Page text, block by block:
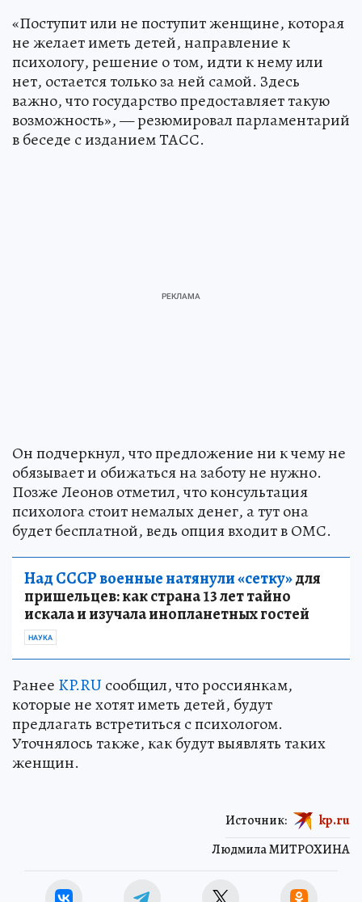
«Поступит или не поступит женщине, которая
не желает иметь детей, направление к
психологу, решение о том, идти к нему или
нет, остается только за ней самой. Здесь
важно, что государство предоставляет такую
возможность», — резюмировал парламентарий
в беседе с изданием ТАСС.
Он подчеркнул, что предложение ни к чему не
обязывает и обижаться на заботу не нужно.
Позже Леонов отметил, что консультация
психолога стоит немалых денег, а тут она
будет бесплатной, ведь опция входит в ОМС.
Над СССР военные натянули «сетку»для
пришельцев: как страна 13 лет тайно
искала и изучала инопланетных гостей
НАУКА
Ранее KP.RU сообщил, что россиянкам,
которые не хотят иметь детей, будут
предлагать встретиться с психологом.
Уточнялось также, как будут выявлять таких
женщин.
Людмила МИТРОХИНА
Источник: kp.ru